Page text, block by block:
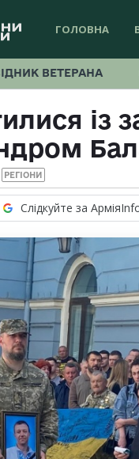
ГОЛОВНА
ВЕТЕРАНА
із
РЕГІОНИ
Слідкуйте за